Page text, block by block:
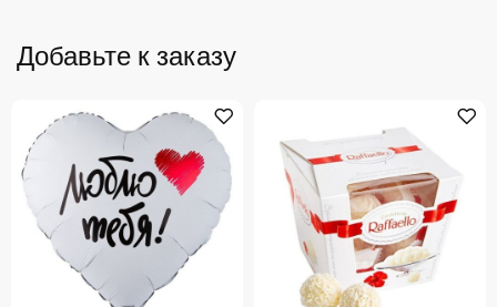
Добавьте к заказу